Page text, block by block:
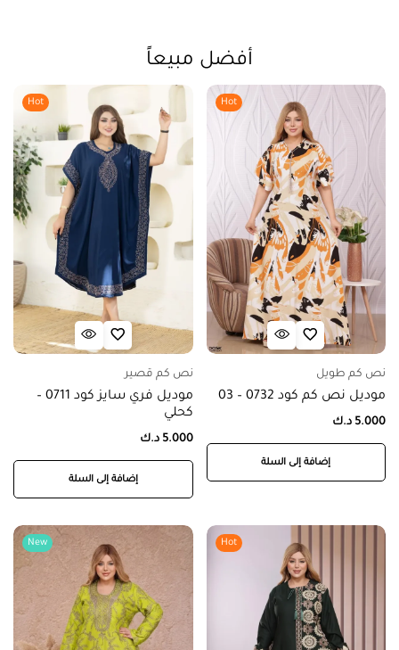
أفضل مبيعاً
Hot
نص كم طويل
موديل نص كم كود 0732 – 03
5.000 د.ك
إضافة إلى السلة
Hot
نص كم قصير
موديل فري سايز كود 0711 –
كحلي
5.000 د.ك
إضافة إلى السلة
Hot
New